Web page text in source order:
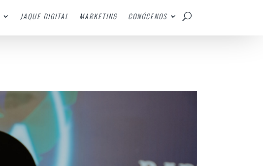
JAQUE DIGITAL MARKETING CONÓCENOS